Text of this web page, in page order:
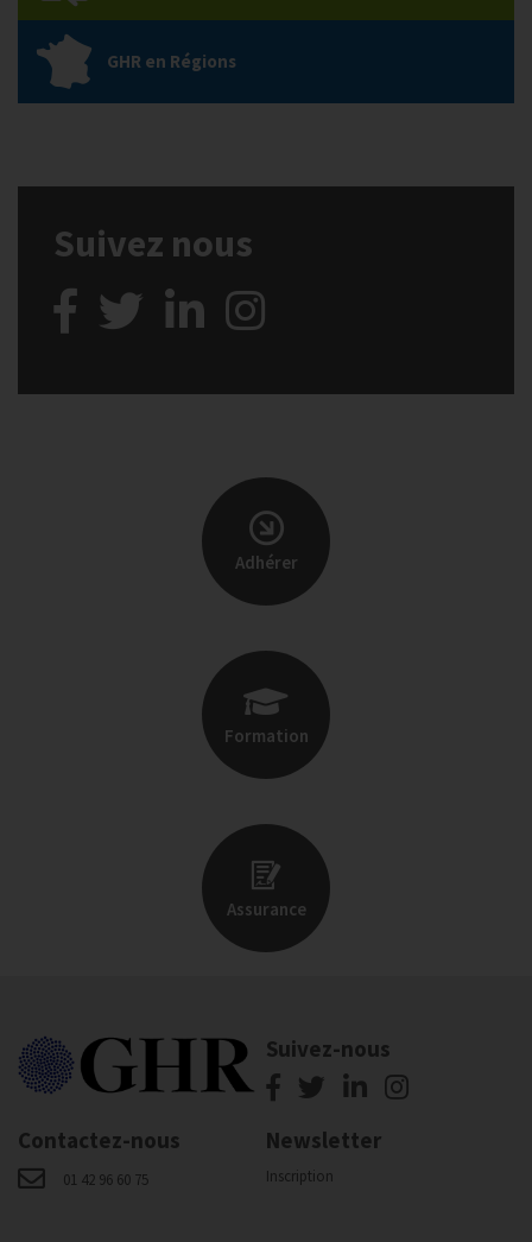
GHR en Régions
Suivez nous
Adhérer
Formation
Assurance
Suivez-nous
Contactez-nous
01 42 96 60 75
Newsletter
Inscription